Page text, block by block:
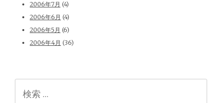
2006年7月 (4)
2006年6月 (4)
2006年5月 (6)
2006年4月 (36)